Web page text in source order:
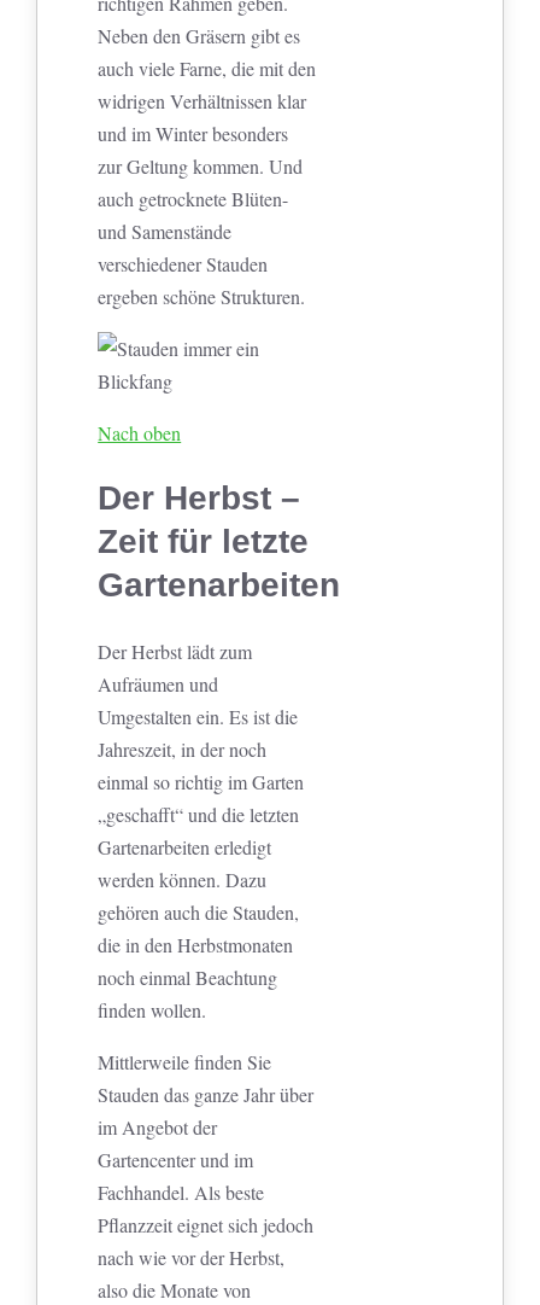
Neben den Gräsern gibt es
auch viele Farne, die mit den
widrigen Verhältnissen klar
und im Winter besonders
zur Geltung kommen. Und
auch getrocknete Blüten-
und Samenstände
verschiedener Stauden
ergeben schöne Strukturen.
Nach oben
Der Herbst –
Zeit für letzte
Gartenarbeiten
Der Herbst lädt zum
Aufräumen und
Umgestalten ein. Es ist die
Jahreszeit, in der noch
einmal so richtig im Garten
„geschafft“ und die letzten
Gartenarbeiten erledigt
werden können. Dazu
gehören auch die Stauden,
die in den Herbstmonaten
noch einmal Beachtung
finden wollen.
Mittlerweile finden Sie
Stauden das ganze Jahr über
im Angebot der
Gartencenter und im
Fachhandel. Als beste
Pflanzzeit eignet sich jedoch
nach wie vor der Herbst,
also die Monate von